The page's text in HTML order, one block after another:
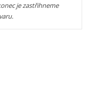
je zastřihneme